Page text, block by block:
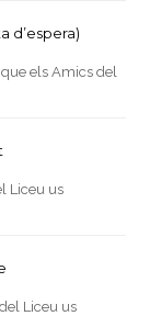
d’espera)
els Amics del
Liceu us
Liceu us